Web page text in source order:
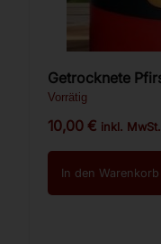
Vorrätig
10,00€ inkl. MwSt.
In den Warenkorb